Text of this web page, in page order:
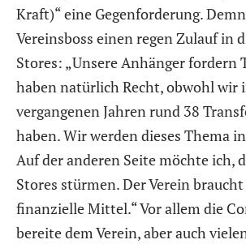
Kraft)“ eine Gegenforderung.
Vereinsboss einen regen Zulauf in
Stores: „Unsere Anhänger fordern
haben natürlich Recht, obwohl wir
vergangenen Jahren rund 38
haben. Wir werden dieses Thema
Auf der anderen Seite möchte ich,
Stores stürmen. Der Verein
finanzielle Mittel.“ Vor allem die
bereite dem Verein, aber auch